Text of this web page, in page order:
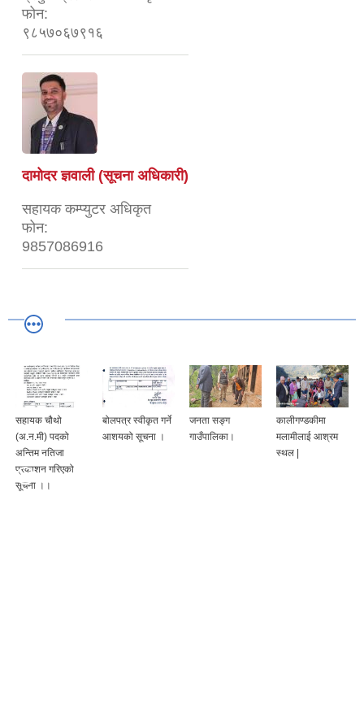
फोन:
९८५७०६७९१६
दामोदर ज्ञवाली (सूचना अधिकारी)
सहायक कम्प्युटर अधिकृत
फोन:
9857086916
सहायक चौथो
(अ.न.मी) पदको
अन्तिम नतिजा
प्रकाशन गरिएको
सूचना ।।
बोलपत्र स्वीकृत गर्ने
आशयको सूचना ।
जनता सङ्ग
गाउँपालिका।
कालीगण्डकीमा
मलामीलाई आश्रम
स्थल |